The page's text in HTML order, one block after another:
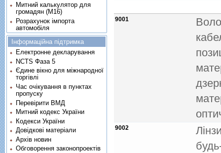
9001
9002
Митний калькулятор для
громадян (М16)
Розрахунок імпорта
автомобіля
Інформаційна підтримка
Електронне декларування
NCTS Фаза 5
Єдине вікно для міжнародної
торгівлі
Час очікування в пунктах
пропуску
Перевірити ВМД
Митний кодекс України
Кодекси України
Довідкові матеріали
Архів новин
Обговорення законопроектів